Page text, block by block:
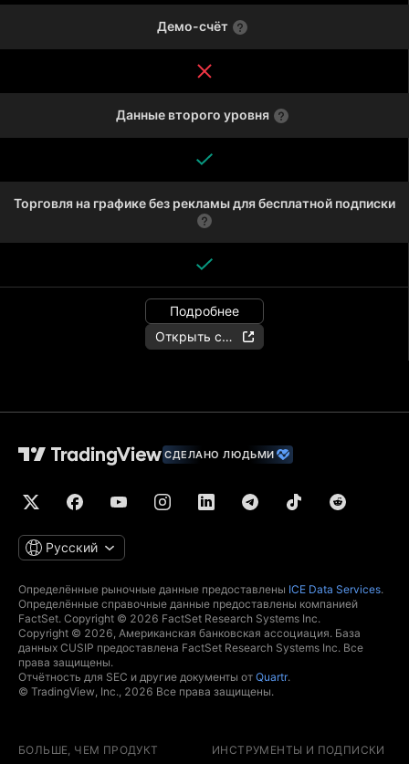
Демо-счёт
Данные второго уровня
Торговля на графике без рекламы для бесплатной подписки
Подробнее
Открыть счёт
СДЕЛАНО ЛЮДЬМИ
Русский
Определённые рыночные данные предоставлены ICE Data Services.
Определённые справочные данные предоставлены компанией
FactSet. Copyright © 2026 FactSet Research Systems Inc.
Copyright © 2026, Американская банковская ассоциация. База
данных CUSIP предоставлена FactSet Research Systems Inc. Все
права защищены.
Отчётность для SEC и другие документы от Quartr.
© TradingView, Inc., 2026 Все права защищены.
БОЛЬШЕ, ЧЕМ ПРОДУКТ ИНСТРУМЕНТЫ И ПОДПИСКИ